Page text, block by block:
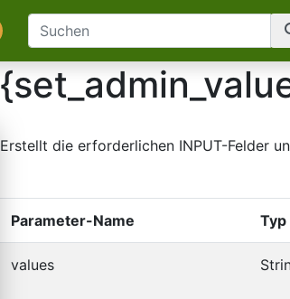
Erstellt die erforderlichen INPUT-Felder
Parameter-Name Typ
values